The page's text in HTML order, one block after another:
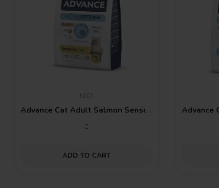
Advance Cat Adult Salmon Sensıtıve 3 Kg
ADD TO CART